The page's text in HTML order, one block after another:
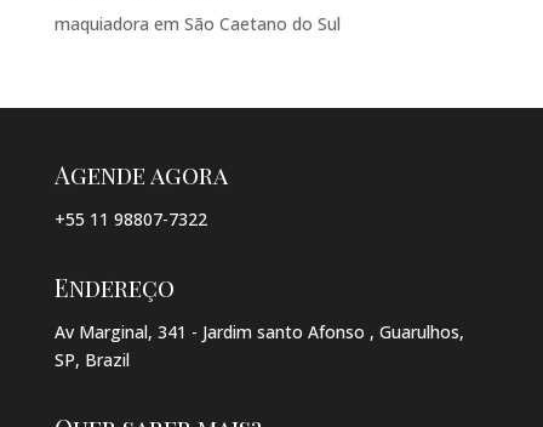
maquiadora em São Caetano do Sul
Agende agora
+55 11 98807-7322
Endereço
Av Marginal, 341 - Jardim santo Afonso , Guarulhos,
SP, Brazil